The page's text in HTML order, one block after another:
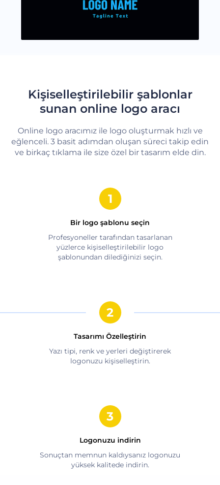
Kişiselleştirilebilir şablonlar
sunan online logo aracı
Online logo aracımız ile logo oluşturmak hızlı ve
eğlenceli. 3 basit adımdan oluşan süreci takip edin
ve birkaç tıklama ile size özel bir tasarım elde din.
Bir logo şablonu seçin
Profesyoneller tarafından tasarlanan
yüzlerce kişiselleştirilebilir logo
şablonundan dilediğinizi seçin.
Tasarımı Özelleştirin
Yazı tipi, renk ve yerleri değiştirerek
logonuzu kişiselleştirin.
Logonuzu indirin
Sonuçtan memnun kaldıysanız logonuzu
yüksek kalitede indirin.